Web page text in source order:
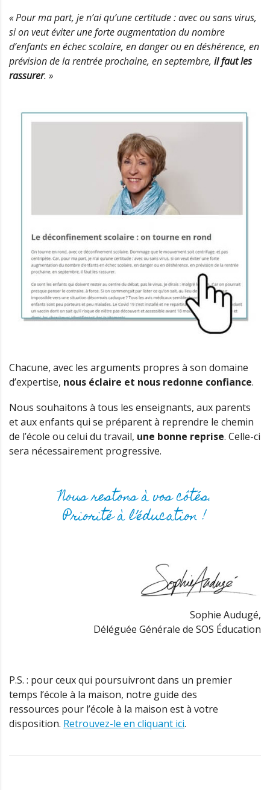
« Pour ma part, je n’ai qu’une certitude : avec ou sans virus,
si on veut éviter une forte augmentation du nombre
d’enfants en échec scolaire, en danger ou en déshérence, en
prévision de la rentrée prochaine, en septembre, il faut les
rassurer. »
Chacune, avec les arguments propres à son domaine
d’expertise, nous éclaire et nous redonne confiance.
Nous souhaitons à tous les enseignants, aux parents
et aux enfants qui se préparent à reprendre le chemin
de l’école ou celui du travail, une bonne reprise. Celle-ci
sera nécessairement progressive.
Nous restons à vos côtés.
Priorité à l’éducation !
Sophie Audugé,
Déléguée Générale de SOS Éducation
P.S. : pour ceux qui poursuivront dans un premier
temps l’école à la maison, notre guide des
ressources pour l’école à la maison est à votre
disposition. Retrouvez-le en cliquant ici.